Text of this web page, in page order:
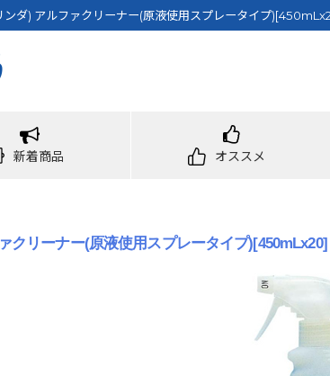
ンダ) アルファクリーナー(原液使用スプレータイプ
新着商品 オススメ
クリーナー(原液使用スプレータイプ